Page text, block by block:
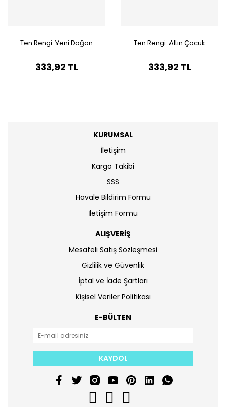
Ten Rengi: Yeni Doğan
333,92 TL
Ten Rengi: Altın Çocuk
333,92 TL
KURUMSAL
İletişim
Kargo Takibi
SSS
Havale Bildirim Formu
İletişim Formu
ALIŞVERİŞ
Mesafeli Satış Sözleşmesi
Gizlilik ve Güvenlik
İptal ve İade Şartları
Kişisel Veriler Politikası
E-BÜLTEN
KAYDOL